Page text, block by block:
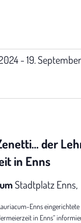
- 19.
der
in Enns
Stadtplatz Enns,
Enns
in Enns“